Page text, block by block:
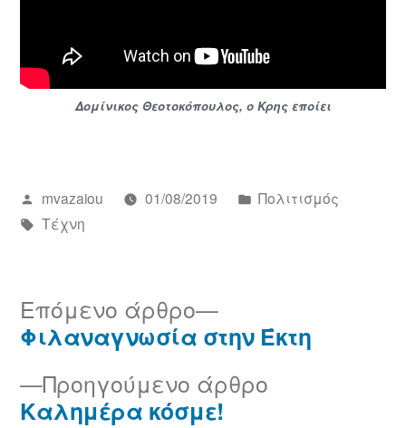
Δομίνικος Θεοτοκόπουλος, ο Κρης εποίει
Συντάχθηκε
από
mvazaiou 01/08/2019
Αναρτήθηκε
Πολιτισμός
Ετικέτες:
Τέχνη
Πλοήγηση
άρθρων
Προηγούμενο άρθρο
Καλημέρα κόσμε!
Επόμενο άρθρο
Επόμενο
άρθρο:
Φιλαναγνωσία στην Έκτη